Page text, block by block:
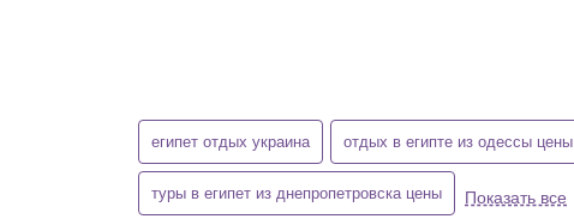
египет отдых украина отдых в египте из одессы цены
туры в египет из днепропетровска цены Показать все